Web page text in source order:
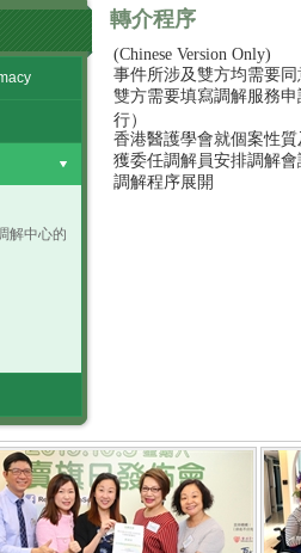
解中心的
轉介程序
(Chinese Version Only)
事件所涉及雙方均需要
雙方需要填寫調解服務
行）
香港醫護學會就個案性
獲委任調解員安排調解會
調解程序展開